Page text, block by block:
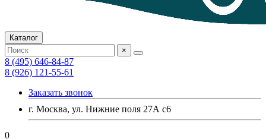
Каталог
×
8 (495) 646-84-87
8 (926) 121-55-61
Заказать звонок
г. Москва, ул. Нижние поля 27А с6
0